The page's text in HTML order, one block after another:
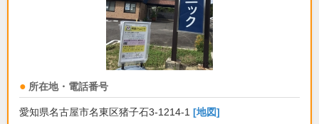
所在地・電話番号
愛知県名古屋市名東区猪子石3-1214-1 [地図]